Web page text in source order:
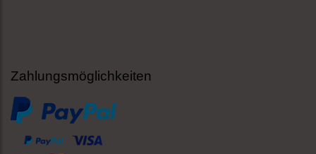
Zahlungsmöglichkeiten